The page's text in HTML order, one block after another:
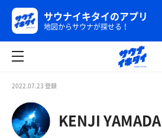
サウナイキタイのアプリ
地図からサウナが探せる！
2022.07.23 登録
KENJI YAMADA